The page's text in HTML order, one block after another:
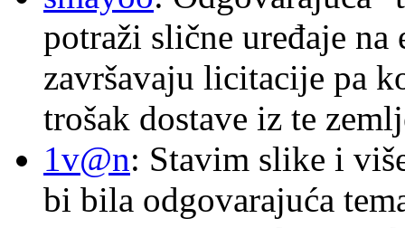
potraži slične uređaje
završavaju licitacije pa
trošak dostave iz te
1v@n: Stavim slike i
bi bila odgovarajuća